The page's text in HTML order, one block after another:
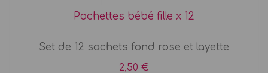
Pochettes bébé fille x 12
Set de 12 sachets fond rose et layette
2,50 €